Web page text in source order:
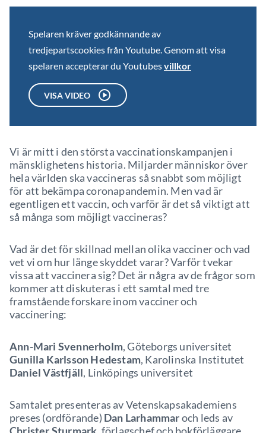
Spelaren kräver godkännande av
tredjepartscookies från Youtube. Genom att visa
spelaren accepterar du Youtubesvillkor
VISA VIDEO
Vi är mitt i den största vaccinationskampanjen i
mänsklighetens historia. Miljarder människor över
hela världen ska vaccineras så snabbt som möjligt
för att bekämpa coronapandemin. Men vad är
egentligen ett vaccin, och varför är det så viktigt att
så många som möjligt vaccineras?
Vad är det för skillnad mellan olika vacciner och vad
vet vi om hur länge skyddet varar? Varför tvekar
vissa att vaccinera sig? Det är några av de frågor som
kommer att diskuteras i ett samtal med tre
framstående forskare inom vacciner och
vaccinering:
Ann-Mari Svennerholm, Göteborgs universitet
Gunilla Karlsson Hedestam, Karolinska Institutet
Daniel Västfjäll, Linköpings universitet
Samtalet presenteras av Vetenskapsakademiens
preses (ordförande) Dan Larhammaroch leds av